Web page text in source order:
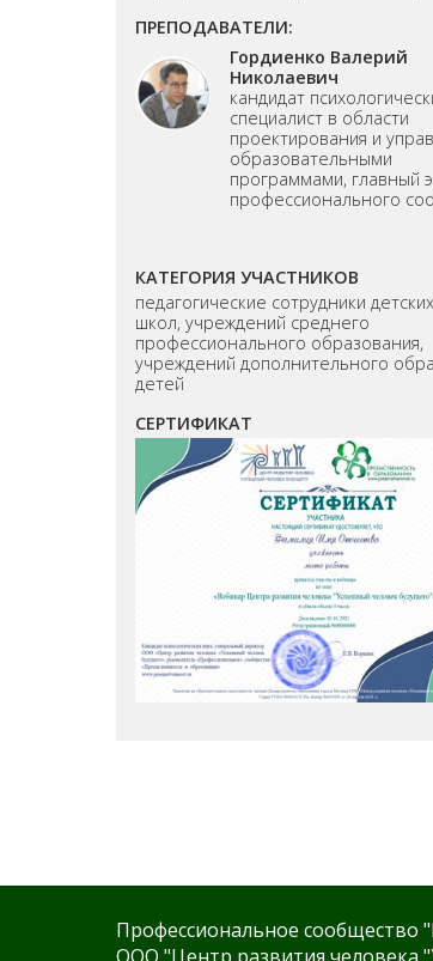
ПРЕПОДАВАТЕЛИ:
Гордиенко Валерий
Николаевич
кандидат
специалист в области
проектирования и
образовательными
программами, главный
профессионального
КАТЕГОРИЯ УЧАСТНИКОВ
педагогические сотрудники
школ, учреждений среднего
профессионального образования,
учреждений дополнительного
детей
СЕРТИФИКАТ
Профессиональное сообщество